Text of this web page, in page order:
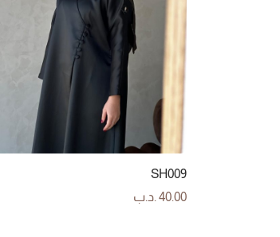
SH009
40.00 .د.ب